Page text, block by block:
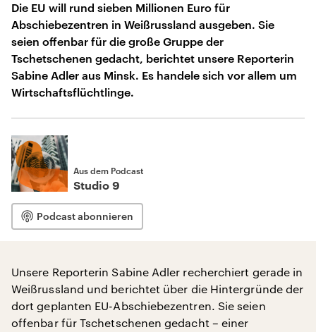
Die EU will rund sieben Millionen Euro für
Abschiebezentren in Weißrussland ausgeben. Sie
seien offenbar für die große Gruppe der
Tschetschenen gedacht, berichtet unsere Reporterin
Sabine Adler aus Minsk. Es handele sich vor allem um
Wirtschaftsflüchtlinge.
Aus dem Podcast
Studio 9
Podcast abonnieren
Unsere Reporterin Sabine Adler recherchiert gerade in
Weißrussland und berichtet über die Hintergründe der
dort geplanten EU-Abschiebezentren. Sie seien
offenbar für Tschetschenen gedacht – einer